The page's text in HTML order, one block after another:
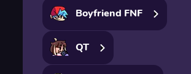
Boyfriend FNF
QT